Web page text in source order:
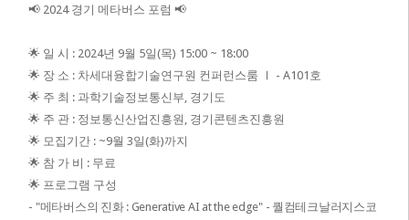
📢 2024 경기 메타버스 포럼 📢
🌟 일 시 : 2024년 9월 5일(목) 15:00 ~ 18:00
🌟 장 소 : 차세대융합기술연구원 컨퍼런스룸 Ⅰ - A101 호
🌟 주 최 : 과학기술정보통신부, 경기도
🌟 주 관 : 정보통신산업진흥원 , 경기콘텐츠진흥원
🌟 모집기간 : ~9월 3일(화)까지
🌟 참 가 비 : 무료
🌟 프로그램 구성
- "메타버스의 진화 : Generative AI at the edge" - 퀄컴테크날러지스코